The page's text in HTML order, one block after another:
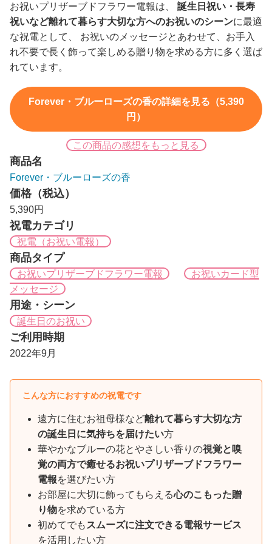
お祝いプリザーブドフラワー電報は、 誕生日祝い・長寿
祝いなど離れて暮らす大切な方へのお祝いのシーンに最適
な祝電として、 お祝いのメッセージとあわせて、お手入
れ不要で長く飾って楽しめる贈り物を求める方に多く選ば
れています。
Forever・ブルーローズの香の詳細を見る（5,390
円）
この商品の感想をもっと見る
商品名
Forever・ブルーローズの香
価格（税込）
5,390円
祝電カテゴリ
祝電（お祝い電報）
商品タイプ
お祝いプリザーブドフラワー電報
お祝いカード型
メッセージ
用途・シーン
誕生日のお祝い
ご利用時期
2022年9月
こんな方におすすめの祝電です
遠方に住むお祖母様など離れて暮らす大切な方
の誕生日に気持ちを届けたい方
華やかなブルーの花とやさしい香りの視覚と嗅
覚の両方で癒せるお祝いプリザーブドフラワー
電報を選びたい方
お部屋に大切に飾ってもらえる心のこもった贈
り物を求めている方
初めてでも スムーズに注文できる電報サービス
を活用したい方